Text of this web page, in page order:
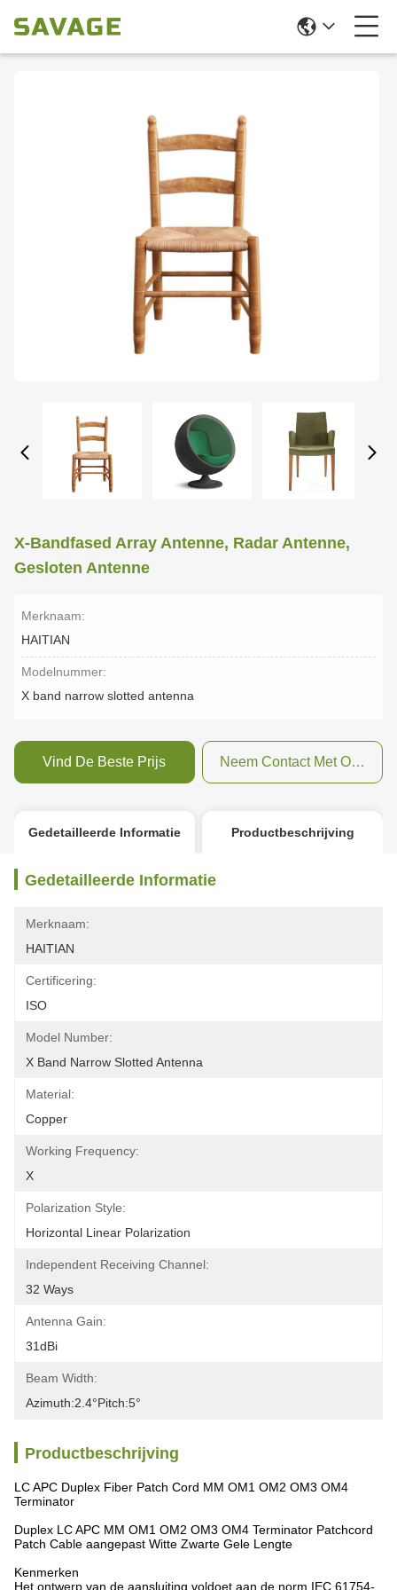
X-Bandfased Array Antenne, Radar Antenne,
Gesloten Antenne
Merknaam:
HAITIAN
Modelnummer:
X band narrow slotted antenna
Vind De Beste Prijs Neem Contact Met Ons Op
Gedetailleerde Informatie Productbeschrijving
Gedetailleerde Informatie
Merknaam:
HAITIAN
Certificering:
ISO
Model Number:
X Band Narrow Slotted Antenna
Material:
Copper
Working Frequency:
X
Polarization Style:
Horizontal Linear Polarization
Independent Receiving Channel:
32 Ways
Antenna Gain:
31dBi
Beam Width:
Azimuth:2.4°pitch:5°
Productbeschrijving
LC APC Duplex Fiber Patch Cord MM OM1 OM2 OM3 OM4
Terminator
Duplex LC APC MM OM1 OM2 OM3 OM4 Terminator Patchcord
Patch Cable aangepast Witte Zwarte Gele Lengte
Kenmerken
Het ontwerp van de aansluiting voldoet aan de norm IEC 61754-